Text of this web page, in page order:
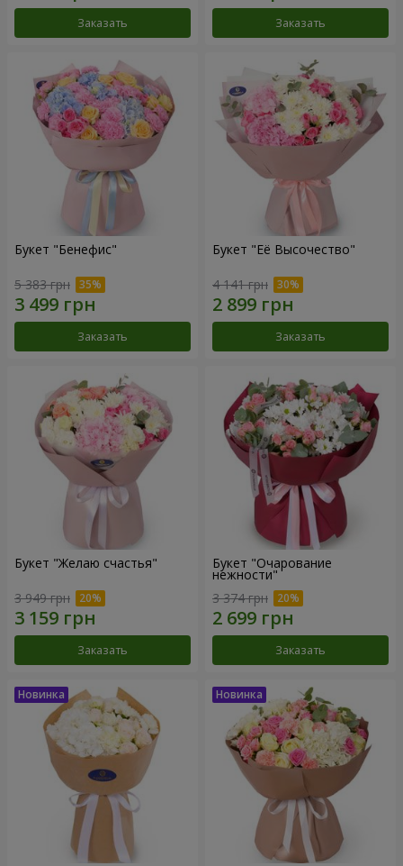
Заказать Заказать
Букет "Бенефис"
5 383 грн
Заказать
Букет "Её Высочество"
4 141 грн
Заказать
Букет "Желаю счастья"
3 949 грн
Заказать
Букет "Очарование
нежности"
3 374 грн
Заказать